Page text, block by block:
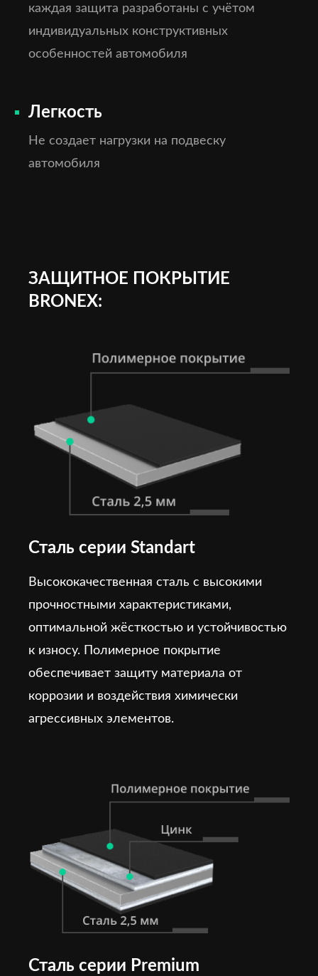
каждая защита разработаны с учётом
индивидуальных конструктивных
особенностей автомобиля
Легкость
Не создает нагрузки на подвеску
автомобиля
ЗАЩИТНОЕ ПОКРЫТИЕ
BRONEX:
Сталь серии Standart
Высококачественная сталь с высокими
прочностными характеристиками,
оптимальной жёсткостью и устойчивостью
к износу. Полимерное покрытие
обеспечивает защиту материала от
коррозии и воздействия химически
агрессивных элементов.
Сталь серии Premium